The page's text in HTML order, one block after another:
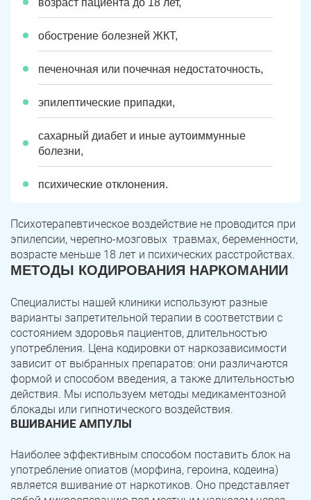
возраст пациента до 18 лет,
обострение болезней ЖКТ,
печеночная или почечная недостаточность,
эпилептические припадки,
сахарный диабет и иные аутоиммунные
болезни,
психические отклонения.
Психотерапевтическое воздействие не проводится при
эпилепсии, черепно-мозговых травмах, беременности,
возрасте меньше 18 лет и психических расстройствах.
МЕТОДЫ КОДИРОВАНИЯ НАРКОМАНИИ
Специалисты нашей клиники используют разные
варианты запретительной терапии в соответствии с
состоянием здоровья пациентов, длительностью
употребления. Цена кодировки от наркозависимости
зависит от выбранных препаратов: они различаются
формой и способом введения, а также длительностью
действия. Мы используем методы медикаментозной
блокады или гипнотического воздействия.
ВШИВАНИЕ АМПУЛЫ
Наиболее эффективным способом поставить блок на
употребление опиатов (морфина, героина, кодеина)
является вшивание от наркотиков. Оно представляет
Записаться
Я ознакомлен и принимаюусловия работы сайта
Записаться
Юрюзань Верхнеуральск
Локомотивный Миньяр
Зауральский Межозерный
Усть-Катав
Еманжелинск Карталы
Коркино Кыштым
Южноуральск Сатка
Чебаркуль Снежинск
Троицк Озерск
Копейск Миасс
Златоуст Магнитогорск
Записаться